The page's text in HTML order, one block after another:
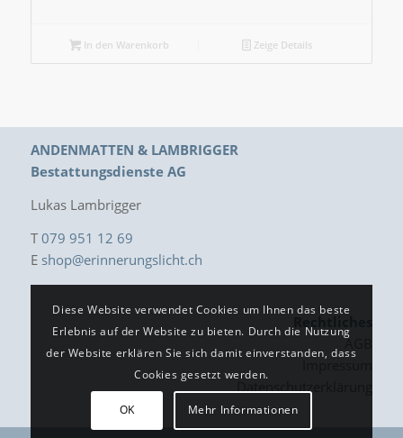
In den Warenkorb Zeige Details
ANDENMATTEN & LAMBRIGGER
Bestattungsdienste AG
Lukas Lambrigger
T 079 951 12 69
E shop@erinnerungslicht.ch
AGB
Datenschutzerklärung
Diese Website verwendet Cookies um Ihnen das beste
Erlebnis auf der Website zu bieten. Durch die Nutzung
der Website erklären Sie sich damit einverstanden, dass
Cookies gesetzt werden.
OK Mehr Informationen